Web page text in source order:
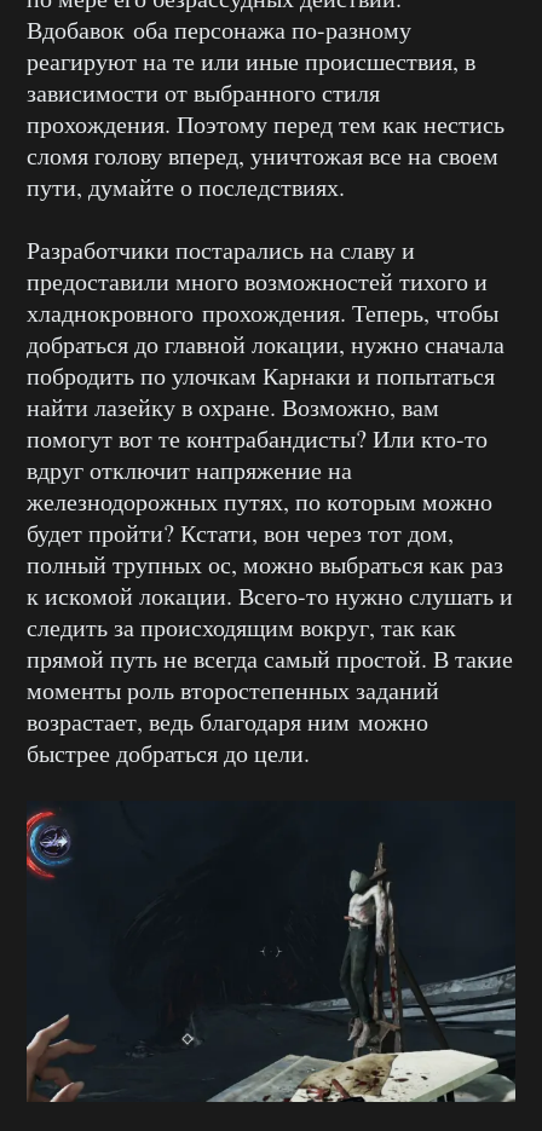
Вдобавок оба персонажа по-разному
реагируют на те или иные происшествия, в
зависимости от выбранного стиля
прохождения. Поэтому перед тем как нестись
сломя голову вперед, уничтожая все на своем
пути, думайте о последствиях.
Разработчики постарались на славу и
предоставили много возможностей тихого и
хладнокровного прохождения. Теперь, чтобы
добраться до главной локации, нужно сначала
побродить по улочкам Карнаки и попытаться
найти лазейку в охране. Возможно, вам
помогут вот те контрабандисты? Или кто-то
вдруг отключит напряжение на
железнодорожных путях, по которым можно
будет пройти? Кстати, вон через тот дом,
полный трупных ос, можно выбраться как раз
к искомой локации. Всего-то нужно слушать и
следить за происходящим вокруг, так как
прямой путь не всегда самый простой. В такие
моменты роль второстепенных заданий
возрастает, ведь благодаря ним можно
быстрее добраться до цели.